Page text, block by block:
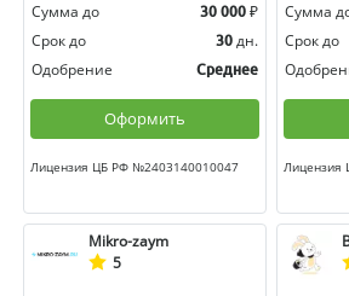
Сумма до 30 000 ₽
Срок до
30 дн.
Одобрение
Среднее
Оформить
Лицензия ЦБ РФ №2403140010047
Сумма
Срок до
Лицензия
Mikro-zaym
5